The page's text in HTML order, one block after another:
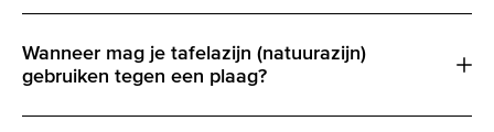
Wanneer mag je tafelazijn (natuurazijn)
gebruiken tegen een plaag?